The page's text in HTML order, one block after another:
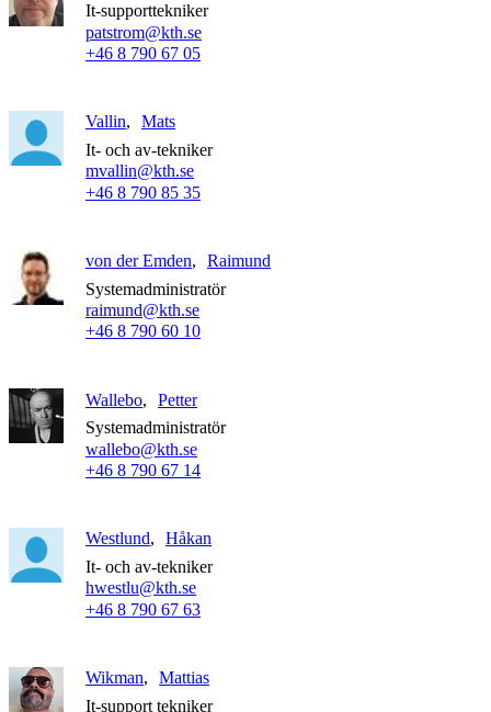
It-supporttekniker
patstrom@kth.se
+46 8 790 67 05
Vallin
Mats
It- och av-tekniker
mvallin@kth.se
+46 8 790 85 35
von der Emden
Raimund
Systemadministratör
raimund@kth.se
+46 8 790 60 10
Wallebo
Petter
Systemadministratör
wallebo@kth.se
+46 8 790 67 14
Westlund
Håkan
It- och av-tekniker
hwestlu@kth.se
+46 8 790 67 63
Wikman
Mattias
It-support tekniker